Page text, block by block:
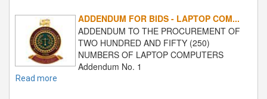
ADDENDUM FOR BIDS - LAPTOP COM...
ADDENDUM TO THE PROCUREMENT OF
TWO HUNDRED AND FIFTY (250)
NUMBERS OF LAPTOP COMPUTERS
Addendum No. 1
Read more